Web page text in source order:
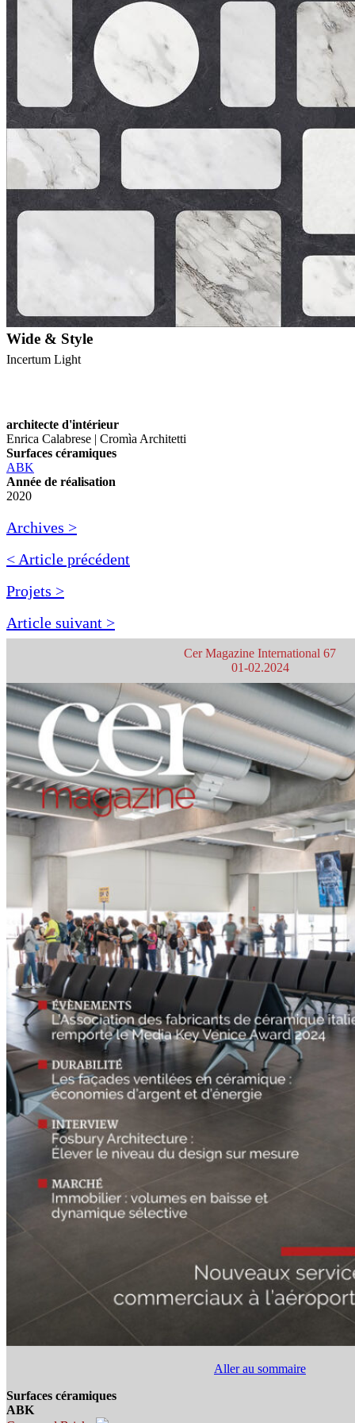
Wide & Style
Incertum Light
architecte d'intérieur
Enrica Calabrese | Cromìa Architetti
Surfaces céramiques
ABK
Année de réalisation
2020
Archives >
< Article précédent
Projets >
Article suivant >
Cer Magazine International 67
01-02.2024
Aller au sommaire
Surfaces céramiques
ABK